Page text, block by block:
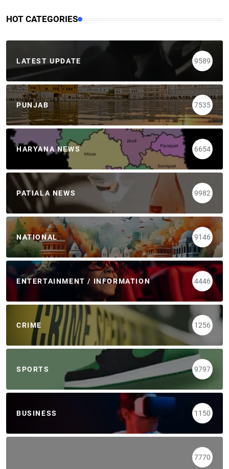
HOT CATEGORIES
LATEST UPDATE 9589
PUNJAB 7535
HARYANA NEWS 6654
PATIALA NEWS 9982
NATIONAL 9146
ENTERTAINMENT / INFORMATION 4446
CRIME 1256
SPORTS 9797
BUSINESS 1150
7770